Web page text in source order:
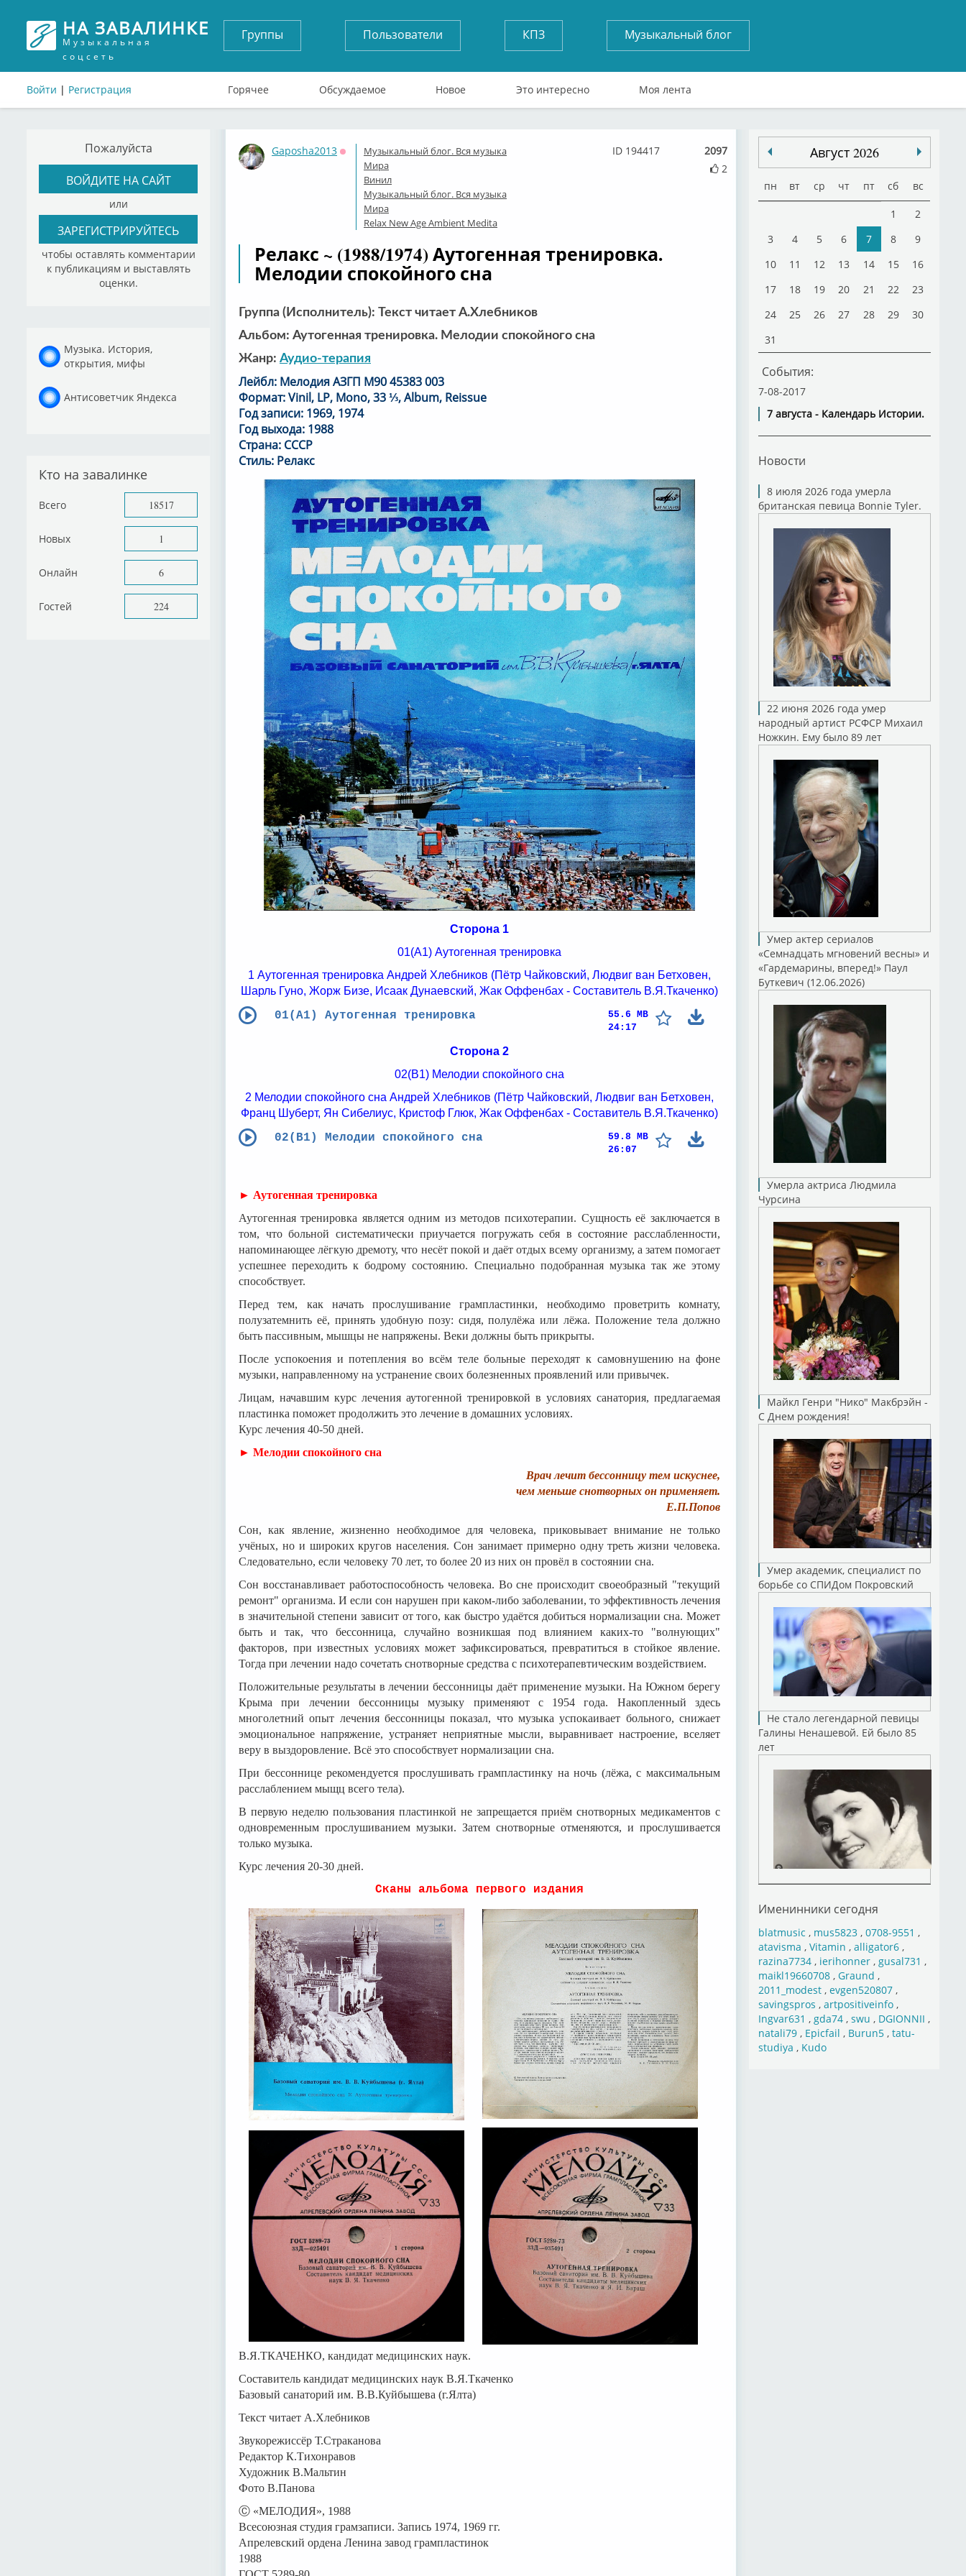
НА ЗАВАЛИНКЕ
Музыкальная
соцсеть
Войти | Регистрация
Группы Пользователи КПЗ Музыкальный блог
Горячее Обсуждаемое Новое Это интересно Моя лента
Пожалуйста
ВОЙДИТЕ НА САЙТ
или
ЗАРЕГИСТРИРУЙТЕСЬ
чтобы оставлять комментарии
к публикациям и выставлять
оценки.
Музыка. История,
открытия, мифы
Антисоветчик Яндекса
Кто на завалинке
Всего 18517
Новых 1
Онлайн 6
Гостей 224
Gaposha2013
Оффлайн
Музыкальный блог. Вся музыка
Мира
Винил
Музыкальный блог. Вся музыка
Мира
Relax New Age Ambient Medita
2097
2
ID 194417
Релакс ~ (1988/1974) Аутогенная тренировка.
Мелодии спокойного сна
Группа (Исполнитель): Текст читает А.Хлебников
Альбом: Аутогенная тренировка. Мелодии спокойного сна
Жанр: Аудио-терапия
Лейбл: Мелодия АЗГП М90 45383 003
Формат: Vinil, LP, Mono, 33 ⅓, Album, Reissue
Год записи: 1969, 1974
Год выхода: 1988
Страна: СССР
Стиль: Релакс
Сторона 1
01(А1) Аутогенная тренировка
1 Аутогенная тренировка Андрей Хлебников (Пётр Чайковский, Людвиг ван Бетховен,
Шарль Гуно, Жорж Бизе, Исаак Дунаевский, Жак Оффенбах - Составитель В.Я.Ткаченко)
01(А1) Аутогенная тренировка
55.6 MB
24:17
Сторона 2
02(В1) Мелодии спокойного сна
2 Мелодии спокойного сна Андрей Хлебников (Пётр Чайковский, Людвиг ван Бетховен,
Франц Шуберт, Ян Сибелиус, Кристоф Глюк, Жак Оффенбах - Составитель В.Я.Ткаченко)
02(В1) Мелодии спокойного сна
59.8 MB
26:07
► Аутогенная тренировка
Аутогенная тренировка является одним из методов психотерапии. Сущность её заключается в
том, что больной систематически приучается погружать себя в состояние расслабленности,
напоминающее лёгкую дремоту, что несёт покой и даёт отдых всему организму, а затем помогает
успешнее переходить к бодрому состоянию. Специально подобранная музыка так же этому
способствует.
Перед тем, как начать прослушивание грампластинки, необходимо проветрить комнату,
полузатемнить её, принять удобную позу: сидя, полулёжа или лёжа. Положение тела должно
быть пассивным, мышцы не напряжены. Веки должны быть прикрыты.
После успокоения и потепления во всём теле больные переходят к самовнушению на фоне
музыки, направленному на устранение своих болезненных проявлений или привычек.
Лицам, начавшим курс лечения аутогенной тренировкой в условиях санатория, предлагаемая
пластинка поможет продолжить это лечение в домашних условиях.
Курс лечения 40-50 дней.
► Мелодии спокойного сна
Врач лечит бессонницу тем искуснее,
чем меньше снотворных он применяет.
Е.П.Попов
Сон, как явление, жизненно необходимое для человека, приковывает внимание не только
учёных, но и широких кругов населения. Сон занимает примерно одну треть жизни человека.
Следовательно, если человеку 70 лет, то более 20 из них он провёл в состоянии сна.
Сон восстанавливает работоспособность человека. Во сне происходит своеобразный "текущий
ремонт" организма. И если сон нарушен при каком-либо заболевании, то эффективность лечения
в значительной степени зависит от того, как быстро удаётся добиться нормализации сна. Может
быть и так, что бессонница, случайно возникшая под влиянием каких-то "волнующих"
факторов, при известных условиях может зафиксироваться, превратиться в стойкое явление.
Тогда при лечении надо сочетать снотворные средства с психотерапевтическим воздействием.
Положительные результаты в лечении бессонницы даёт применение музыки. На Южном берегу
Крыма при лечении бессонницы музыку применяют с 1954 года. Накопленный здесь
многолетний опыт лечения бессонницы показал, что музыка успокаивает больного, снижает
эмоциональное напряжение, устраняет неприятные мысли, выравнивает настроение, вселяет
веру в выздоровление. Всё это способствует нормализации сна.
При бессоннице рекомендуется прослушивать грампластинку на ночь (лёжа, с максимальным
расслаблением мыщц всего тела).
В первую неделю пользования пластинкой не запрещается приём снотворных медикаментов с
одновременным прослушиванием музыки. Затем снотворные отменяются, и прослушивается
только музыка.
Курс лечения 20-30 дней.
Сканы альбома первого издания
В.Я.ТКАЧЕНКО, кандидат медицинских наук.
Составитель кандидат медицинских наук В.Я.Ткаченко
Базовый санаторий им. В.В.Куйбышева (г.Ялта)
Текст читает А.Хлебников
Звукорежиссёр Т.Страканова
Редактор К.Тихонравов
Художник В.Мальтин
Фото В.Панова
Ⓒ «МЕЛОДИЯ», 1988
Всесоюзная студия грамзаписи. Запись 1974, 1969 гг.
Апрелевский ордена Ленина завод грампластинок
1988
Август 2026
пн вт ср чт пт сб вс
1
2
3
4 5 6 7 8
9
10
11 12 13 14 15
16
17
18 19 20 21 22
23
24
25 26 27 28 29
30
31
События:
7-08-2017
7 августа - Календарь Истории.
Новости
8 июля 2026 года умерла
британская певица Bonnie Tyler.
22 июня 2026 года умер
народный артист РСФСР Михаил
Ножкин. Ему было 89 лет
Умер актер сериалов
«Семнадцать мгновений весны» и
«Гардемарины, вперед!» Паул
Буткевич (12.06.2026)
Умерла актриса Людмила
Чурсина
Майкл Генри "Нико" Макбрэйн -
С Днем рождения!
Умер академик, специалист по
борьбе со СПИДом Покровский
Не стало легендарной певицы
Галины Ненашевой. Ей было 85
лет
Именинники сегодня
blatmusic , mus5823, 0708-9551 ,
atavisma , Vitamin , alligator6,
razina7734, ierihonner, gusal731 ,
maikl19660708, Graund ,
2011_modest, evgen520807,
savingspros , artpositiveinfo,
Ingvar631 , gda74, swu , DGIONNII ,
natali79, Epicfail , Burun5, tatu-
studiya , Kudo